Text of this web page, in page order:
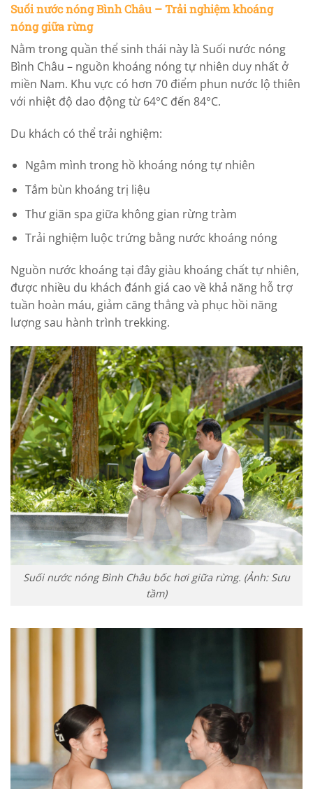
Suối nước nóng Bình Châu – Trải nghiệm khoáng
nóng giữa rừng
Nằm trong quần thể sinh thái này là Suối nước nóng
Bình Châu – nguồn khoáng nóng tự nhiên duy nhất ở
miền Nam. Khu vực có hơn 70 điểm phun nước lộ thiên
với nhiệt độ dao động từ 64°C đến 84°C.
Du khách có thể trải nghiệm:
Ngâm mình trong hồ khoáng nóng tự nhiên
Tắm bùn khoáng trị liệu
Thư giãn spa giữa không gian rừng tràm
Trải nghiệm luộc trứng bằng nước khoáng nóng
Nguồn nước khoáng tại đây giàu khoáng chất tự nhiên,
được nhiều du khách đánh giá cao về khả năng hỗ trợ
tuần hoàn máu, giảm căng thẳng và phục hồi năng
lượng sau hành trình trekking.
Suối nước nóng Bình Châu bốc hơi giữa rừng. (Ảnh: Sưu
tầm)